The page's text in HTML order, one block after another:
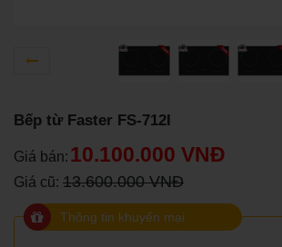
Bếp từ Faster FS-712I
Giá bán: 10.100.000 VNĐ
Giá cũ: 13.600.000 VNĐ
Thông tin khuyến mại